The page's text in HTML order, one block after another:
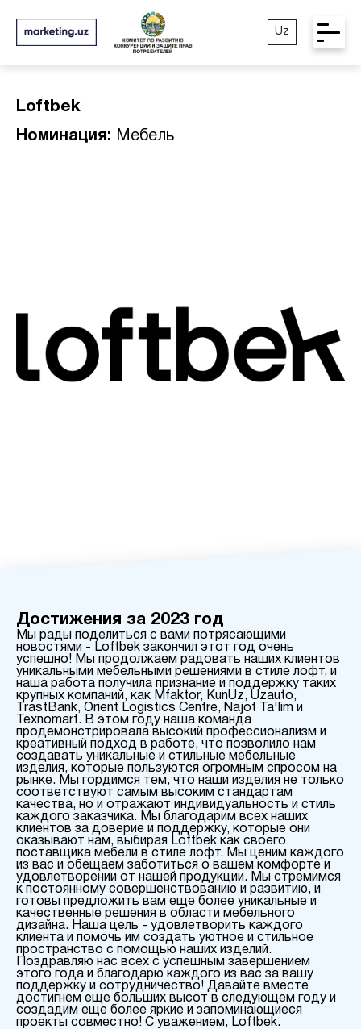
Uz
Loftbek
Номинация: Мебель
Достижения за 2023 год
Мы рады поделиться с вами потрясающими
новостями - Loftbek закончил этот год очень
успешно! Мы продолжаем радовать наших клиентов
уникальными мебельными решениями в стиле лофт, и
наша работа получила признание и поддержку таких
крупных компаний, как Mfaktor, KunUz, Uzauto,
TrastBank, Orient Logistics Centre, Najot Ta'lim и
Texnomart. В этом году наша команда
продемонстрировала высокий профессионализм и
креативный подход в работе, что позволило нам
создавать уникальные и стильные мебельные
изделия, которые пользуются огромным спросом на
рынке. Мы гордимся тем, что наши изделия не только
соответствуют самым высоким стандартам
качества, но и отражают индивидуальность и стиль
каждого заказчика. Мы благодарим всех наших
клиентов за доверие и поддержку, которые они
оказывают нам, выбирая Loftbek как своего
поставщика мебели в стиле лофт. Мы ценим каждого
из вас и обещаем заботиться о вашем комфорте и
удовлетворении от нашей продукции. Мы стремимся
к постоянному совершенствованию и развитию, и
готовы предложить вам еще более уникальные и
качественные решения в области мебельного
дизайна. Наша цель - удовлетворить каждого
клиента и помочь им создать уютное и стильное
пространство с помощью наших изделий.
Поздравляю нас всех с успешным завершением
этого года и благодарю каждого из вас за вашу
поддержку и сотрудничество! Давайте вместе
достигнем еще больших высот в следующем году и
создадим еще более яркие и запоминающиеся
проекты совместно! С уважением, Loftbek.